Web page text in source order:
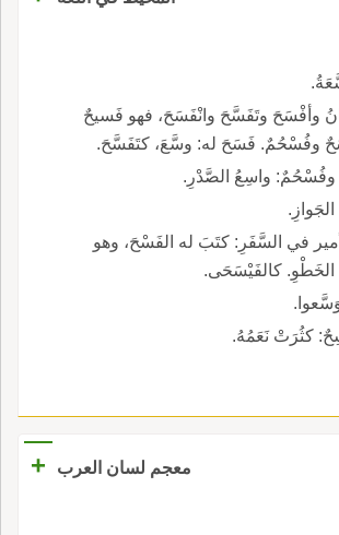
وأفْسَحَ وتَفَسَّحَ وانْفَسَحَ، فهو فَسيحٌ
وفُسْحُمٌ. فَسَحَ له: وسَّعَ، كتَفَسَّحَ.
واسِعُ الصَّدْرِ.
في السَّفَرِ: كتَبَ له الفَسْحَ، وهو
الخَطْوِ. كالفَيْسَحَى.
كثُرَتْ نَعَمُهُ.
معجم لسان العرب
+